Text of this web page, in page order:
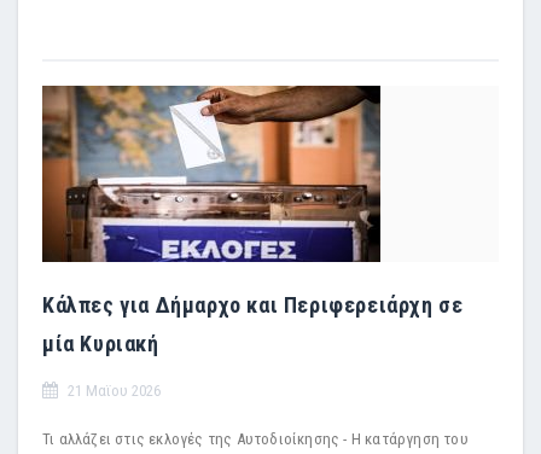
Κάλπες για Δήμαρχο και Περιφερειάρχη σε
μία Κυριακή
21 Μαϊου 2026
Τι αλλάζει στις εκλογές της Αυτοδιοίκησης - Η κατάργηση του